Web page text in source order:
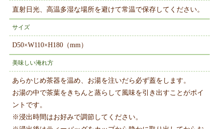
直射日光、高温多湿な場所を避けて常温で保存してください。
サイズ
D50×W110×H180（mm）
美味しい淹れ方
あらかじめ茶器を温め、お湯を注いだら必ず蓋をします。
お湯の中で茶葉をきちんと蒸らして風味を引き出すことがポイ
ントです。
※浸出時間はお好みで調節してください。